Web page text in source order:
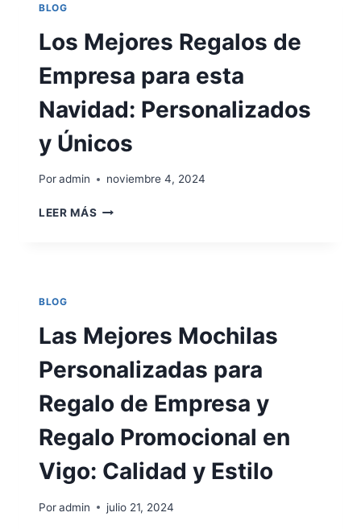
PRENDAS
ROLY
EMPRESAS
BLOG
Los Mejores Regalos de
Empresa para esta
Navidad: Personalizados
y Únicos
Poradmin noviembre 4, 2024
LEER MÁS LOS
NAVIDAD:
PERSONALIZADOS
ÚNICOS
BLOG
Las Mejores Mochilas
Personalizadas para
Regalo de Empresa y
Regalo Promocional en
Vigo: Calidad y Estilo
Poradmin julio 21, 2024